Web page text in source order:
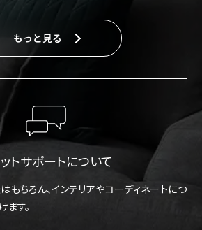
もっと見る
トサポートについて
もちろん、インテリアやコーディネートにつ
す。